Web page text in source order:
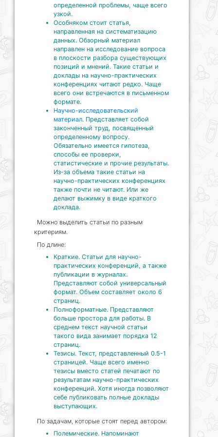
определенной проблемы, чаще всего
узкой.
Особняком стоит статья,
направленная на систематизацию
данных. Обзорный материал
направлен на исследование вопроса
в плоскости разбора существующих
позиций и мнений. Такие статьи и
доклады на научно-практических
конференциях читают редко. Чаще
всего они встречаются в письменном
формате.
Научно-исследовательский
материал. Представляет собой
законченный труд, посвященный
определенному вопросу.
Обязательно имеется гипотеза,
способы ее проверки,
статистические и прочие результаты.
Из-за объема такие статьи на
научно-практических конференциях
также почти не читают. Или же
делают выжимку в виде краткого
доклада.
Можно выделить статьи по разным
критериям.
По длине:
Краткие. Статьи для научно-
практических конференций, а также
публикации в журналах.
Представляют собой универсальный
формат. Объем составляет около 6
страниц.
Полноформатные. Представляют
больше простора для работы. В
среднем текст научной статьи
такого вида занимает порядка 12
страниц.
Тезисы. Текст, представленный 0.5-1
страницей. Чаще всего именно
тезисы вместо статей печатают по
результатам научно-практических
конференций. Хотя иногда позволяют
себе публиковать полные доклады
выступающих.
По задачам, которые стоят перед автором:
Полемические. Напоминают